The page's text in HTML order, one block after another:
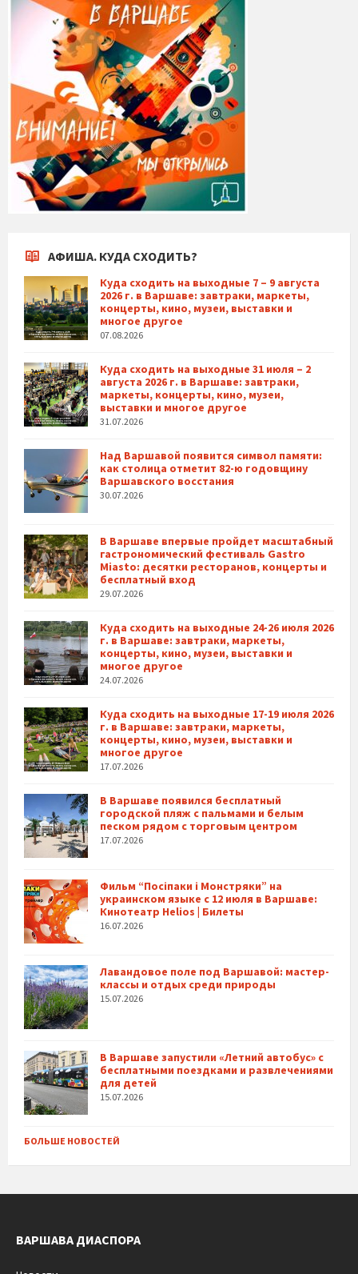
АФИША. КУДА СХОДИТЬ?
Куда сходить на выходные 7 – 9 августа
2026 г. в Варшаве: завтраки, маркеты,
концерты, кино, музеи, выставки и
многое другое
07.08.2026
Куда сходить на выходные 31 июля – 2
августа 2026 г. в Варшаве: завтраки,
маркеты, концерты, кино, музеи,
выставки и многое другое
31.07.2026
Над Варшавой появится символ памяти:
как столица отметит 82-ю годовщину
Варшавского восстания
30.07.2026
В Варшаве впервые пройдет масштабный
гастрономический фестиваль Gastro
Miasto: десятки ресторанов, концерты и
бесплатный вход
29.07.2026
Куда сходить на выходные 24-26 июля 2026
г. в Варшаве: завтраки, маркеты,
концерты, кино, музеи, выставки и
многое другое
24.07.2026
Куда сходить на выходные 17-19 июля 2026
г. в Варшаве: завтраки, маркеты,
концерты, кино, музеи, выставки и
многое другое
17.07.2026
В Варшаве появился бесплатный
городской пляж с пальмами и белым
песком рядом с торговым центром
17.07.2026
Фильм “Посіпаки і Монстряки” на
украинском языке с 12 июля в Варшаве:
Кинотеатр Helios | Билеты
16.07.2026
Лавандовое поле под Варшавой: мастер-
классы и отдых среди природы
15.07.2026
В Варшаве запустили «Летний автобус» с
бесплатными поездками и развлечениями
для детей
15.07.2026
БОЛЬШЕ НОВОСТЕЙ
ВАРШАВА ДИАСПОРА